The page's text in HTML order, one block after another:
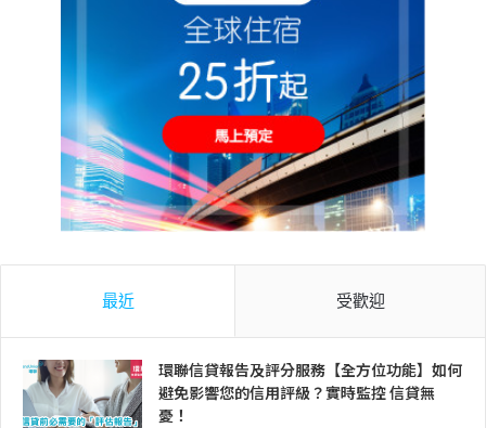
最近 受歡迎
環聯信貸報告及評分服務【全方位功能】如何
避免影響您的信用評級？實時監控 信貸無
憂！